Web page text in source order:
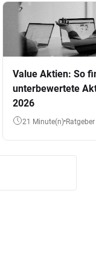
Value Aktien: So
unterbewertete
2026
21 Minute(n) Ratgeber